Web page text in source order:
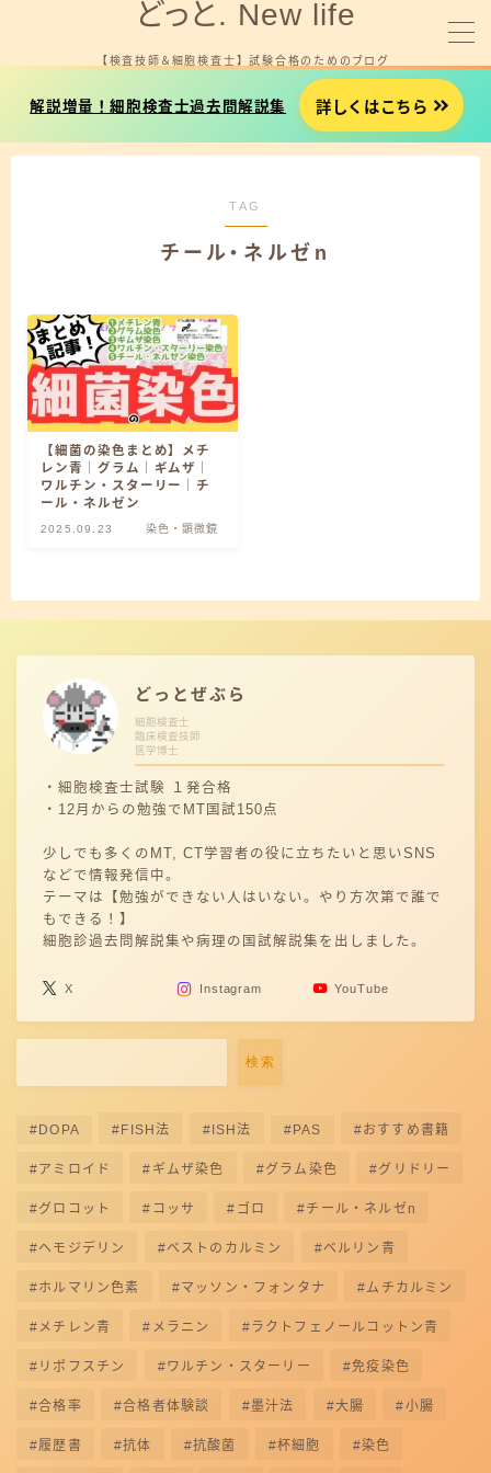
どっと. New life
【検査技師＆細胞検査士】 試験合格のためのブログ
細胞検査士試験を受験する方へ
臨床検査技師国試を受験する方へ
プロフィール
お問い合わせ
細胞検査士試験用タイマー
解説増量！細胞検査士過去問解説集 詳しくはこちら
TAG
チール・ネルゼn
【細菌の染色まとめ】メチ
レン青｜グラム｜ギムザ｜
ワルチン・スターリー｜チ
ール・ネルゼン
2025.09.23 染色・顕微鏡
どっとぜぶら
細胞検査士
臨床検査技師
医学博士
・細胞検査士試験 １発合格
・12月からの勉強でMT国試150点
少しでも多くのMT, CT学習者の役に立ちたいと思いSNS
などで情報発信中。
テーマは【勉強ができない人はいない。やり方次第で誰で
もできる！】
細胞診過去問解説集や病理の国試解説集を出しました。
X Instagram YouTube
検索
DOPA FISH法 ISH法 PAS おすすめ書籍
アミロイド ギムザ染色 グラム染色 グリドリー
グロコット コッサ ゴロ チール・ネルゼn
ヘモジデリン ベストのカルミン ベルリン青
ホルマリン色素 マッソン・フォンタナ ムチカルミン
メチレン青 メラニン ラクトフェノールコットン青
リポフスチン ワルチン・スターリー 免疫染色
合格率 合格者体験談 墨汁法 大腸 小腸
履歴書 抗体 抗酸菌 杯細胞 染色